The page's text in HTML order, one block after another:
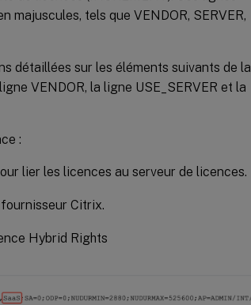
tels que VENDOR, SERVER,
détaillées sur les éléments suivants de la
VENDOR, la ligne USE_SERVER et la
:
lier les licences au serveur de licences.
Citrix.
Hybrid Rights